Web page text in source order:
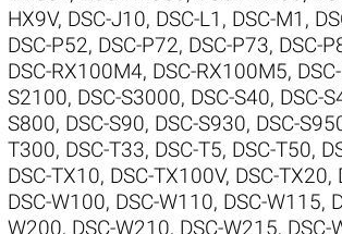
HX9V, DSC-J10, DSC-L1 , DSC-M1 ,
DSC-P52, DSC-P72, DSC-P73, DSC-
DSC-RX100M4, DSC-RX100M5,
S2100, DSC-S3000, DSC-S40, DSC-
S800, DSC-S90, DSC-S930, DSC-
T300, DSC-T33, DSC-T5, DSC-T50,
DSC-TX10, DSC-TX100V, DSC-TX20,
DSC-W100, DSC-W110, DSC-W115,
W200, DSC-W210, DSC-W215, DSC-